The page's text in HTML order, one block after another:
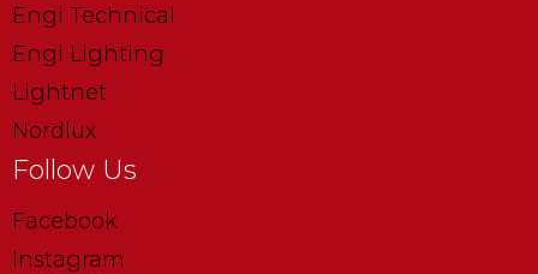
Engi Technical
Engi Lighting
Lightnet
Nordlux
Follow Us
Facebook
Instagram